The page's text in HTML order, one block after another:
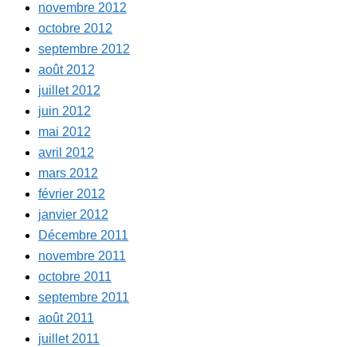
novembre 2012
octobre 2012
septembre 2012
août 2012
juillet 2012
juin 2012
mai 2012
avril 2012
mars 2012
février 2012
janvier 2012
Décembre 2011
novembre 2011
octobre 2011
septembre 2011
août 2011
juillet 2011